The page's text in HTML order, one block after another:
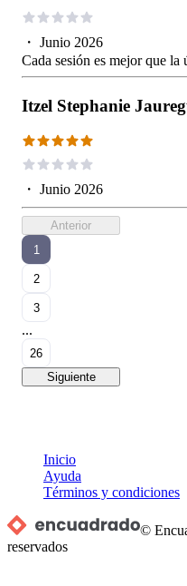
・ Junio 2026
Cada sesión es mejor que
Itzel Stephanie
・ Junio 2026
Anterior
1
2
3
...
26
Siguiente
Inicio
Ayuda
Términos y condiciones
©
reservados